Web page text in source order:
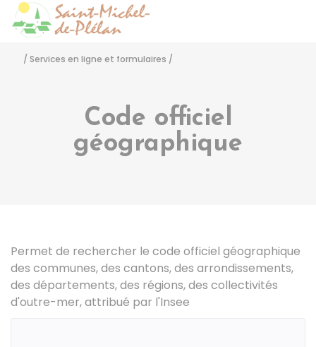
/ Services en ligne et formulaires /
Code officiel
géographique
Permet de rechercher le code officiel géographique
des communes, des cantons, des arrondissements,
des départements, des régions, des collectivités
d'outre-mer, attribué par l'Insee